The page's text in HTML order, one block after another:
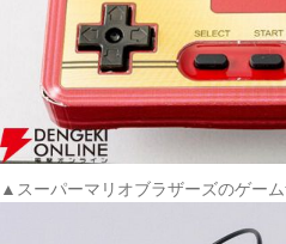
▲スーパーマリオブラザーズのゲー